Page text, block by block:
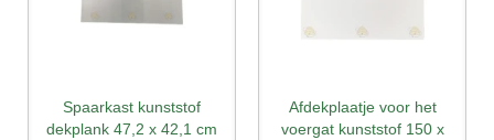
Spaarkast kunststof
dekplank 47,2 x 42,1 cm
Afdekplaatje voor het
voergat kunststof 150 x